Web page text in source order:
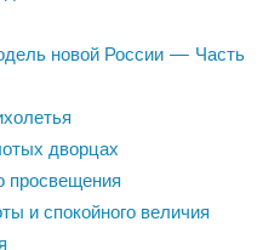
новой России — Часть
дворцах
просвещения
и спокойного величия